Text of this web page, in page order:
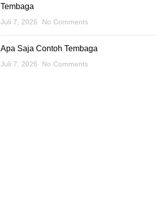
Tembaga
Juli 7, 2026 No Comments
Apa Saja Contoh Tembaga
Juli 7, 2026 No Comments